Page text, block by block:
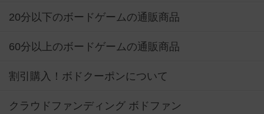
20分以下のボードゲームの通販商品
60分以上のボードゲームの通販商品
割引購入！ボドクーポンについて
クラウドファンディング ボドファン